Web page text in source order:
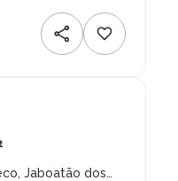
Jaboatão dos